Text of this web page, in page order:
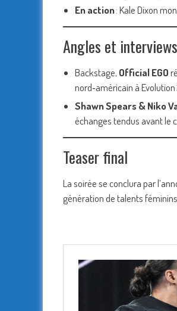
En action: Kale Dixon
Angles et interviews
Backstage, Official EGO
nord‑américain à Evolution
Shawn Spears & Niko
échanges tendus avant le
Teaser final
La soirée se conclura par
génération de talents